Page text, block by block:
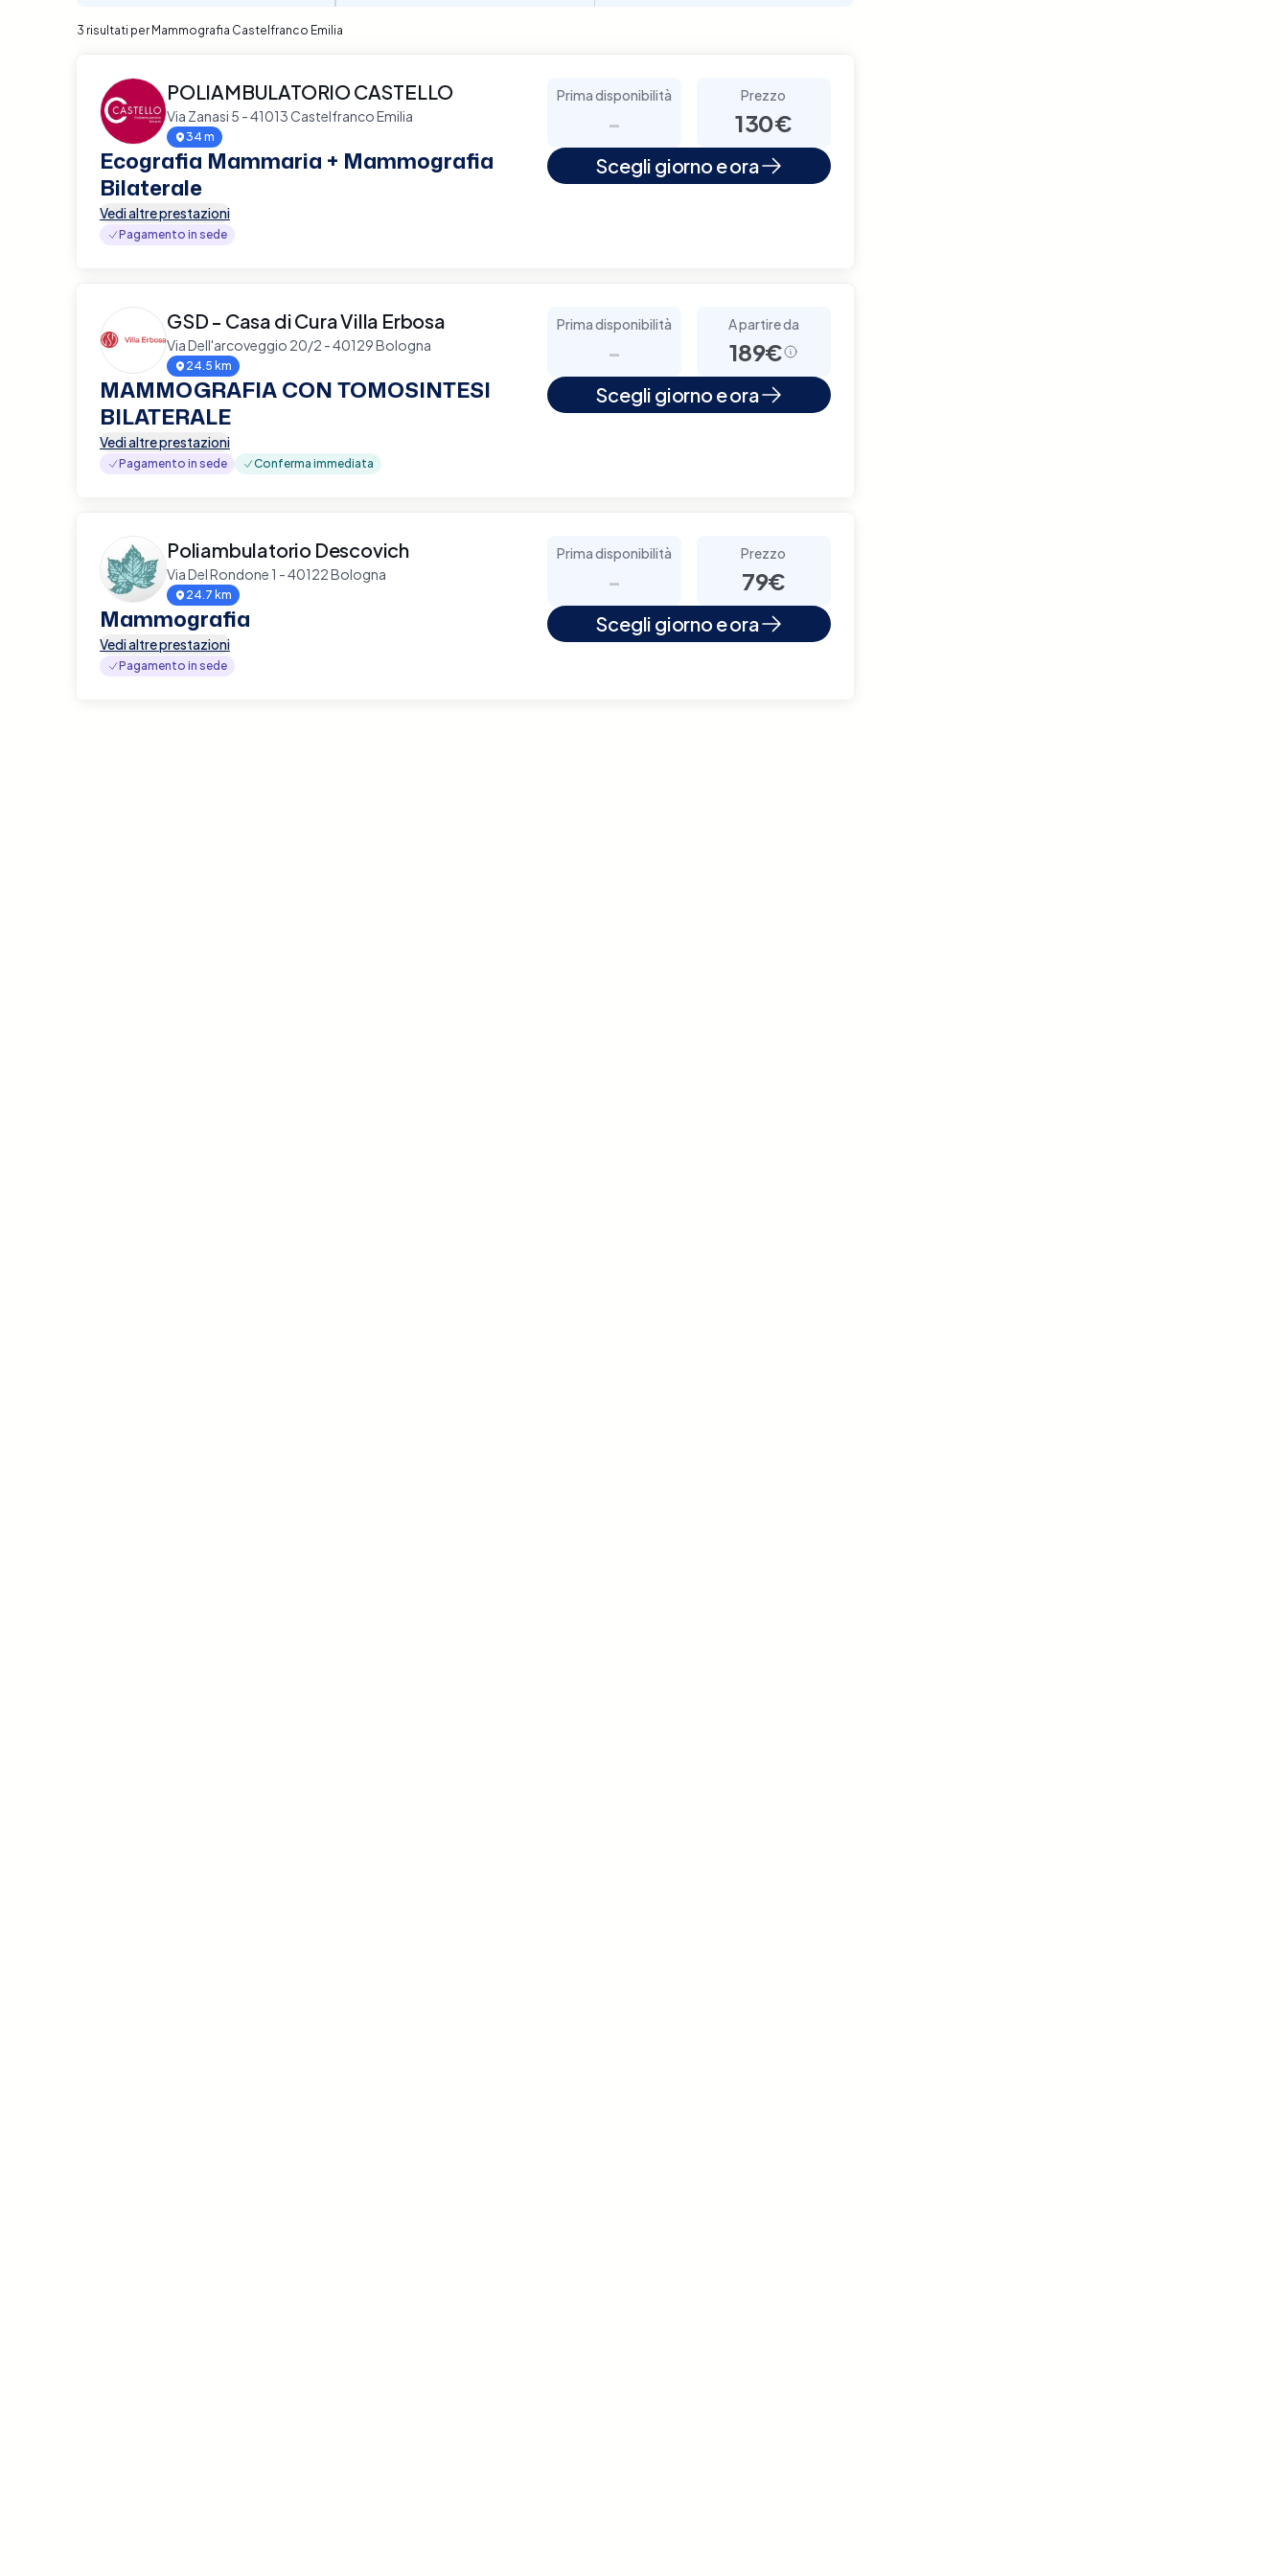
3 risultati per Mammografia Castelfranco Emilia
POLIAMBULATORIO CASTELLO
Via Zanasi 5 - 41013 Castelfranco Emilia
34 m
Ecografia Mammaria + Mammografia
Bilaterale
Vedi altre prestazioni
Pagamento in sede
Prima disponibilità
-
Prezzo
130€
Scegli giorno e ora
GSD - Casa di Cura Villa Erbosa
Via Dell'arcoveggio 20/2 - 40129 Bologna
24.5 km
MAMMOGRAFIA CON TOMOSINTESI
BILATERALE
Vedi altre prestazioni
Pagamento in sede Conferma immediata
Prima disponibilità
-
A partire da
189€
Scegli giorno e ora
Poliambulatorio Descovich
Via Del Rondone 1 - 40122 Bologna
24.7 km
Mammografia
Vedi altre prestazioni
Pagamento in sede
Prima disponibilità
-
Prezzo
79€
Scegli giorno e ora